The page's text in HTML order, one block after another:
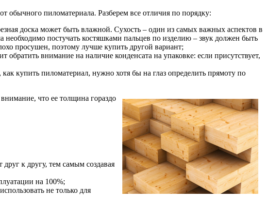
обычного пиломатериала. Разберем все отличия по порядку:
доска может быть влажной. Сухость – один из самых важных аспектов в
постучать костяшками пальцев по изделию – звук должен быть
просушен, поэтому лучше купить другой вариант;
внимание на наличие конденсата на упаковке: если присутствует,
купить пиломатериал, нужно хотя бы на глаз определить прямоту по
что ее толщина гораздо
к другу, тем самым создавая
на 100%;
не только для